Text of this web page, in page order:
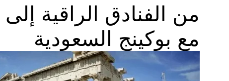
من الفنادق الراقية
مع بوكينج السعودية